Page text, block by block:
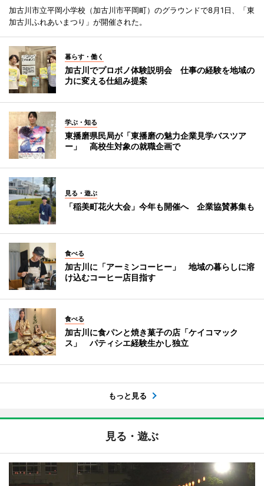
加古川市立平岡小学校（加古川市平岡町）のグラウンドで8月1日、「東
加古川ふれあいまつり」が開催された。
暮らす・働く
加古川でプロボノ体験説明会 仕事の経験を地域の
力に変える仕組み提案
学ぶ・知る
東播磨県民局が「東播磨の魅力企業見学バスツア
ー」 高校生対象の就職企画で
見る・遊ぶ
「稲美町花火大会」今年も開催へ 企業協賛募集も
食べる
加古川に「アーミンコーヒー」 地域の暮らしに溶
け込むコーヒー店目指す
食べる
加古川に食パンと焼き菓子の店「ケイコマック
ス」 パティシエ経験生かし独立
もっと見る
見る・遊ぶ